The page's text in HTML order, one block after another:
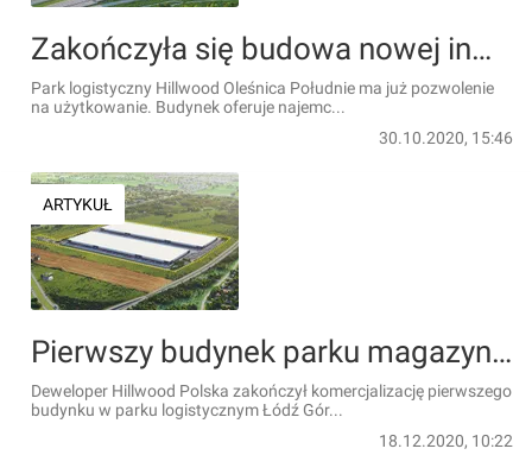
Zakończyła się budowa nowej inwestycji Hillwood Polska na Dolnym Śląsku [WIZUALIZACJE]
Park logistyczny Hillwood Oleśnica Południe ma już pozwolenie
na użytkowanie. Budynek oferuje najemc...
30.10.2020, 15:46
ARTYKUŁ
Pierwszy budynek parku magazynowego Hillwood Łódź Górna wynajęty w całości
Deweloper Hillwood Polska zakończył komercjalizację pierwszego
budynku w parku logistycznym Łódź Gór...
18.12.2020, 10:22